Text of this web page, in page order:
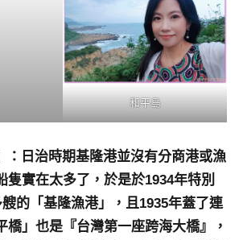
和平島
：日治時期基隆港並沒有分商港或漁
隻實在太多了，於是於1934年特別
的「基隆漁港」，且1935年蓋了連
橋」也是『台灣第一座跨海大橋』，